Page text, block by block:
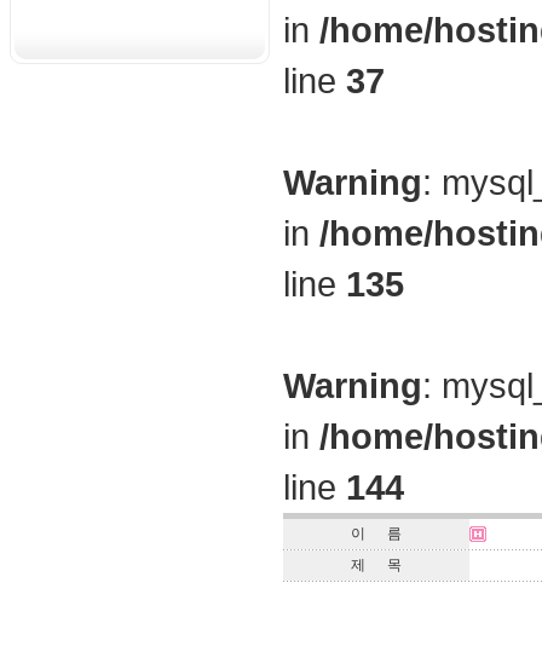
in /home/
line 37
Warning:
in /home/
line 135
Warning:
in /home/
line 144
이 름
제 목